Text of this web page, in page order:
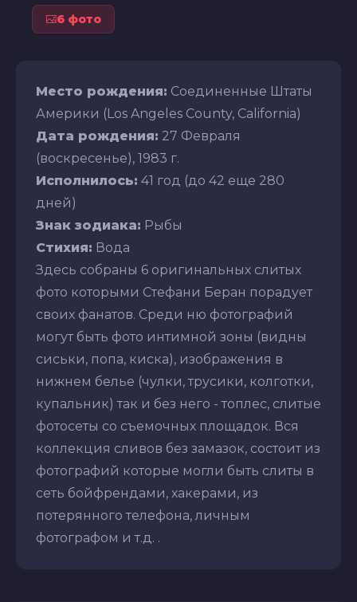
6 фото
Место рождения: Соединенные Штаты
Америки (Los Angeles County, California)
Дата рождения: 27 Февраля
(воскресенье), 1983 г.
Исполнилось: 41 год (до 42 еще 280
дней)
Знак зодиака: Рыбы
Стихия: Вода
Здесь собраны 6 оригинальных слитых
фото которыми Стефани Беран порадует
своих фанатов. Среди ню фотографий
могут быть фото интимной зоны (видны
сиськи, попа, киска), изображения в
нижнем белье (чулки, трусики, колготки,
купальник) так и без него - топлес, слитые
фотосеты со съемочных площадок. Вся
коллекция сливов без замазок, состоит из
фотографий которые могли быть слиты в
сеть бойфрендами, хакерами, из
потерянного телефона, личным
фотографом и т.д. .